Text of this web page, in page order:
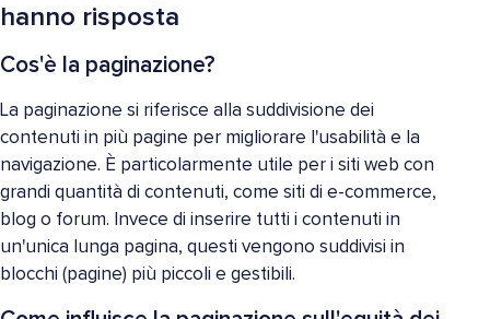
hanno risposta
Cos'è la paginazione?
La paginazione si riferisce alla suddivisione dei
contenuti in più pagine per migliorare l'usabilità e la
navigazione. È particolarmente utile per i siti web con
grandi quantità di contenuti, come siti di e-commerce,
blog o forum. Invece di inserire tutti i contenuti in
un'unica lunga pagina, questi vengono suddivisi in
blocchi (pagine) più piccoli e gestibili.